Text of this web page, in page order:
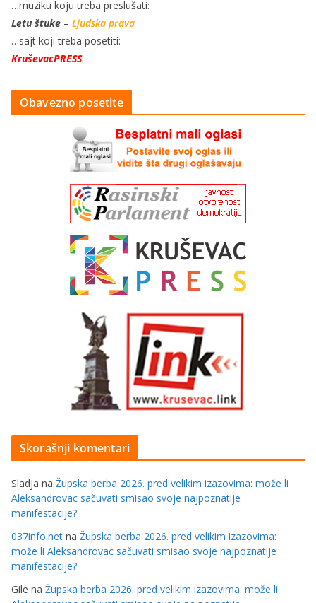
…muziku koju treba preslušati:
Letu štuke – Ljudska prava
…sajt koji treba posetiti:
KruševacPRESS
Obavezno posetite
Skorašnji komentari
Sladja na Župska berba 2026. pred velikim izazovima: može li
Aleksandrovac sačuvati smisao svoje najpoznatije
manifestacije?
037info.net na Župska berba 2026. pred velikim izazovima:
može li Aleksandrovac sačuvati smisao svoje najpoznatije
manifestacije?
Gile na Župska berba 2026. pred velikim izazovima: može li